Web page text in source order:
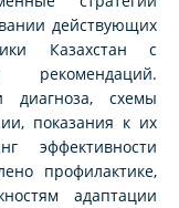
действующих
Казахстан с
рекомендаций.
диагноза, схемы
показания к их
эффективности
профилактике,
адаптации